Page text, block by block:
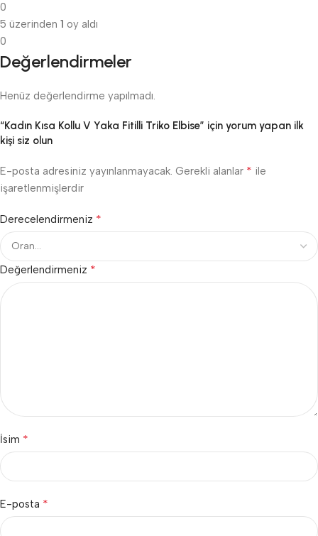
0
5 üzerinden 1 oy aldı
0
Değerlendirmeler
Henüz değerlendirme yapılmadı.
“Kadın Kısa Kollu V Yaka Fitilli Triko Elbise” için yorum yapan ilk
kişi siz olun
E-posta adresiniz yayınlanmayacak. Gerekli alanlar * ile
işaretlenmişlerdir
Derecelendirmeniz *
Değerlendirmeniz *
İsim *
E-posta *